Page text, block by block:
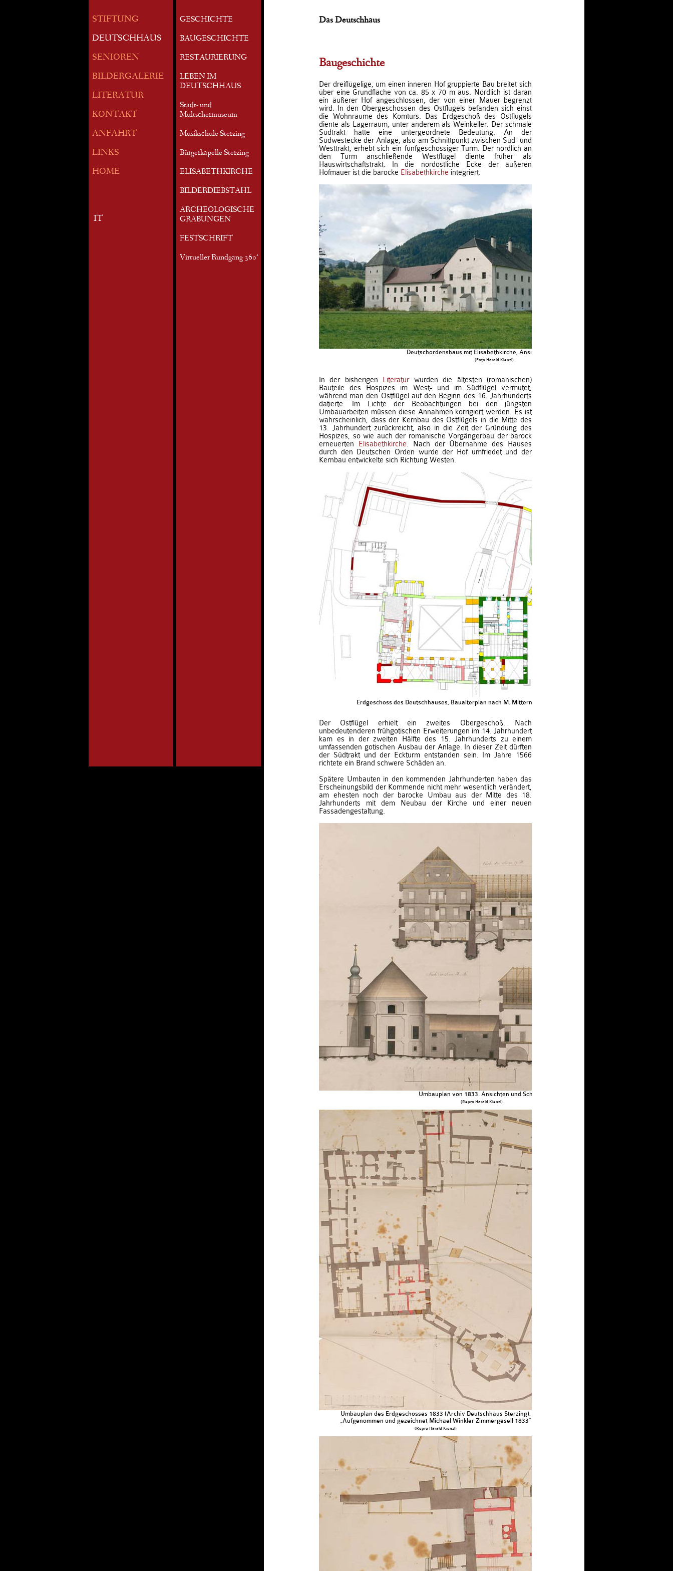
STIFTUNG
DEUTSCHHAUS
SENIOREN
BILDERGALERIE
LITERATUR
KONTAKT
ANFAHRT
LINKS
HOME
IT
GESCHICHTE
BAUGESCHICHTE
RESTAURIERUNG
LEBEN IM
DEUTSCHHAUS
Stadt- und
Multschermuseum
Musikschule Sterzing
Bürgerkapelle Sterzing
ELISABETHKIRCHE
BILDERDIEBSTAHL
ARCHEOLOGISCHE
GRABUNGEN
FESTSCHRIFT
Virtueller Rundgang 360°
Das Deutschhaus
Baugeschichte
Der dreiflügelige, um einen inneren Hof gruppierte Bau breitet sich
über eine Grundfläche von ca. 85 x 70 m aus. Nördlich ist daran
ein äußerer Hof angeschlossen, der von einer Mauer begrenzt
wird. In den Obergeschossen des Ostflügels befanden sich einst
die Wohnräume des Komturs. Das Erdgeschoß des Ostflügels
diente als Lagerraum, unter anderem als Weinkeller. Der schmale
Südtrakt hatte eine untergeordnete Bedeutung. An der
Südwestecke der Anlage, also am Schnittpunkt zwischen Süd- und
Westtrakt, erhebt sich ein fünfgeschossiger Turm. Der nördlich an
den Turm anschließende Westflügel diente früher als
Hauswirtschaftstrakt. In die nordöstliche Ecke der äußeren
Hofmauer ist die barocke Elisabethkirche integriert.
Deutschordenshaus mit Elisabethkirche, Ansicht gegen Westen
(Foto Harald Kienzl)
In der bisherigen Literaturwurden die ältesten (romanischen)
Bauteile des Hospizes im West- und im Südflügel vermutet,
während man den Ostflügel auf den Beginn des 16. Jahrhunderts
datierte. Im Lichte der Beobachtungen bei den jüngsten
Umbauarbeiten müssen diese Annahmen korrigiert werden. Es ist
wahrscheinlich, dass der Kernbau des Ostflügels in die Mitte des
13. Jahrhundert zurückreicht, also in die Zeit der Gründung des
Hospizes, so wie auch der romanische Vorgängerbau der barock
erneuerten
Elisabethkirche. Nach der Übernahme des Hauses
durch den Deutschen Orden wurde der Hof umfriedet und der
Kernbau entwickelte sich Richtung Westen.
Erdgeschoss des Deutschhauses, Baualterplan nach M. Mittermair / M. Bitschnau
Der Ostflügel erhielt ein zweites Obergeschoß. Nach
unbedeutenderen frühgotischen Erweiterungen im 14. Jahrhundert
kam es in der zweiten Hälfte des 15. Jahrhunderts zu einem
umfassenden gotischen Ausbau der Anlage. In dieser Zeit dürften
der Südtrakt und der Eckturm entstanden sein. Im Jahre 1566
richtete ein Brand schwere Schäden an.
Spätere Umbauten in den kommenden Jahrhunderten haben das
Erscheinungsbild der Kommende nicht mehr wesentlich verändert,
am ehesten noch der barocke Umbau aus der Mitte des 18.
Jahrhunderts mit dem Neubau der Kirche und einer neuen
Fassadengestaltung.
Umbauplan von 1833. Ansichten und Schnitte
(Repro Harald Kienzl)
Umbauplan des Erdgeschosses 1833 (Archiv Deutschhaus Sterzing),
„Aufgenommen und gezeichnet Michael Winkler Zimmergesell 1833“
(Repro Harald Kienzl)